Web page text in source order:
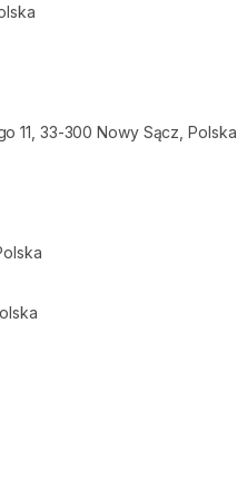
11, 33-300 Nowy Sącz, Polska